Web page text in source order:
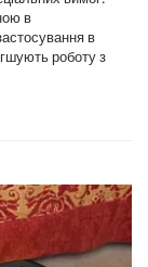
в
в
роботу з